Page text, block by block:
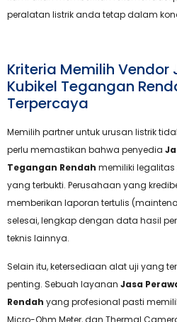
peralatan listrik anda tetap dalam
Kriteria Memilih
Kubikel Tegangan
Terpercaya
Memilih partner untuk urusan listrik
perlu memastikan bahwa penyedia
Tegangan Rendah memiliki
yang terbukti. Perusahaan yang
memberikan laporan tertulis
selesai, lengkap dengan data hasil
teknis lainnya.
Selain itu, ketersediaan alat uji yang
penting. Sebuah layanan Jasa
Rendah yang profesional pasti
Micro-Ohm Meter, dan Thermal